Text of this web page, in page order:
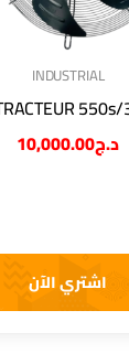
INDUSTRIAL
د.ج10,000.00
اشتري الآن